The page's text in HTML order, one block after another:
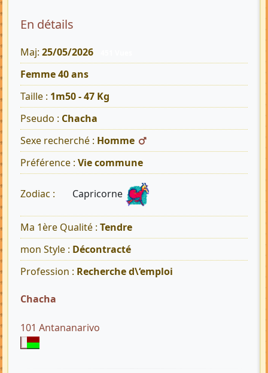
En détails
Maj: 25/05/2026
Femme 40 ans
Taille : 1m50 - 47 Kg
Pseudo : Chacha
Sexe recherché : Homme
Préférence : Vie commune
Zodiac : Capricorne
Ma 1ère Qualité : Tendre
mon Style : Décontracté
Profession : Recherche d\‘emploi
Chacha
101 Antananarivo